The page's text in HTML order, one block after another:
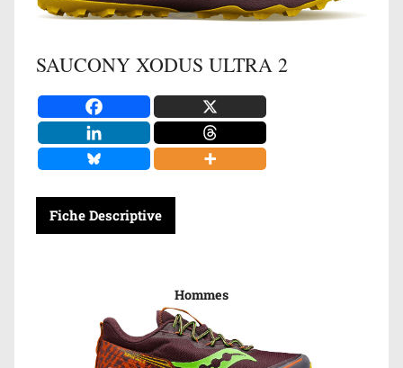
SAUCONY XODUS ULTRA 2
Fiche Descriptive
Hommes